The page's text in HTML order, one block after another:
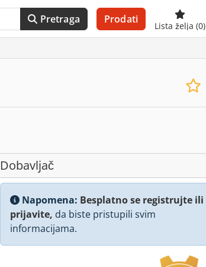
Pretraga Prodati
Lista želja (0)
Dobavljač
Napomena: Besplatno se registrujte ili
prijavite, da biste pristupili svim
informacijama.